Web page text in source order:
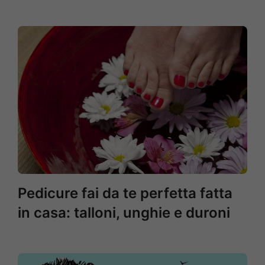
Pedicure fai da te perfetta fatta
in casa: talloni, unghie e duroni